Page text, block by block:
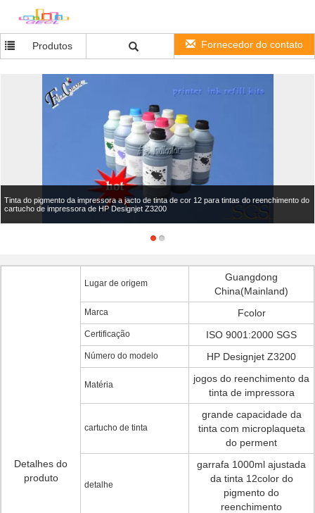
Produtos Fornecedor do contato
Tinta do pigmento da impressora a jacto de tinta de cor 12 para tintas do reenchimento do
cartucho de impressora de HP Designjet Z3200
Detalhes do
produto
Lugar de origem
Guangdong
China(Mainland)
Marca Fcolor
Certificação ISO 9001:2000 SGS
Número do modelo HP Designjet Z3200
Matéria
jogos do reenchimento da
tinta de impressora
cartucho de tinta
grande capacidade da
tinta com microplaqueta
do perment
detalhe
garrafa 1000ml ajustada
da tinta 12color do
pigmento do
reenchimento